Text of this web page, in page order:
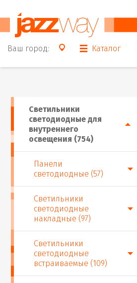
Ваш город: Каталог
Светильники
светодиодные для
внутреннего
освещения (754)
Панели
светодиодные (57)
Светильники
светодиодные
накладные (97)
Светильники
светодиодные
встраиваемые (109)